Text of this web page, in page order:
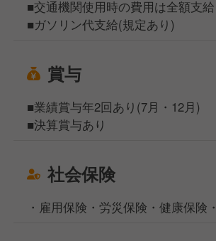
■交通機関使用時の費用は全額支給
■ガソリン代支給(規定あり)
賞与
■業績賞与年2回あり(7月・12月)
■決算賞与あり
社会保険
・雇用保険・労災保険・健康保険